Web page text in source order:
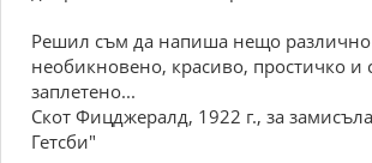
Решил съм да напиша нещо
необикновено, красиво, простичко
заплетено...
Скот Фицджералд, 1922 г., за
Гетсби"